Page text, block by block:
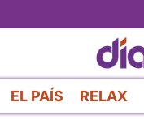
EL PAÍS RELAX